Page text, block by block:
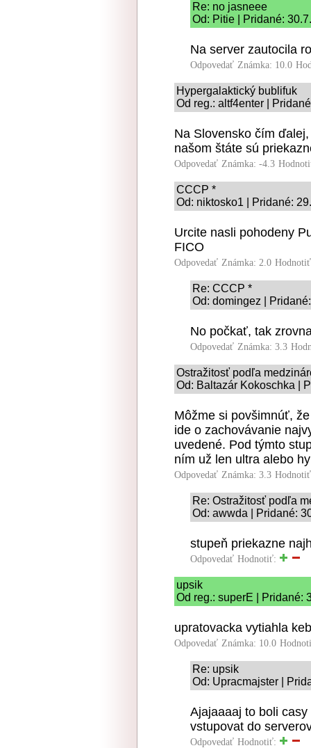
Re: no jasneee
Od: Pitie | Pridané:
Na server zautocila
Odpovedať Známka: 10.0
Hypergalaktický bublifuk
Od reg.: altf4enter |
Na Slovensko čím
našom štáte sú
Odpovedať Známka: -4.3
CCCP *
Od: niktosko1 | Pridané:
Urcite nasli pohodeny
FICO
Odpovedať Známka: 2.0
Re: CCCP *
Od: domingez |
No počkať, tak
Odpovedať Známka: 3.3
Ostražitosť podľa
Od: Baltazár Kokoschka |
Môžme si povšimnúť,
ide o zachovávanie
uvedené. Pod týmto
ním už len ultra alebo
Odpovedať Známka: 3.3
Re: Ostražitosť podľa
Od: awwda | Pridané:
stupeň priekazne
Odpovedať Hodnotiť:
upsik
Od reg.: superE | Pridané:
upratovacka vytiahla
Odpovedať Známka: 10.0
Re: upsik
Od: Upracmajster |
Ajajaaaaj to boli
vstupovat do
Odpovedať Hodnotiť: